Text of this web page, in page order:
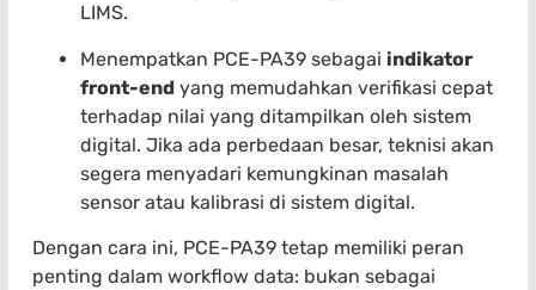
LIMS.
Menempatkan PCE-PA39 sebagai indikator
front-end yang memudahkan verifikasi cepat
terhadap nilai yang ditampilkan oleh sistem
digital. Jika ada perbedaan besar, teknisi akan
segera menyadari kemungkinan masalah
sensor atau kalibrasi di sistem digital.
Dengan cara ini, PCE-PA39 tetap memiliki peran
penting dalam workflow data: bukan sebagai